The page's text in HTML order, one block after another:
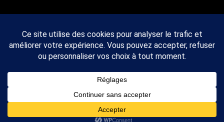
Cours de l’Or
Cours de l’Argent
Nous Contacter
A propos